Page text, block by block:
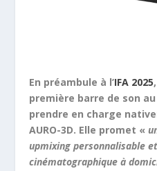
En préambule à l’IFA 2025
première barre de son
prendre en charge
AURO-3D. Elle promet «
upmixing personnalisable
cinématographique à